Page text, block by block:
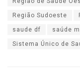
Região Sudoeste
saude df saúde
Sistema Único de